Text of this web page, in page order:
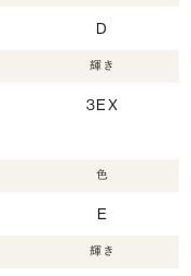
D
輝き
3EX
色
E
輝き